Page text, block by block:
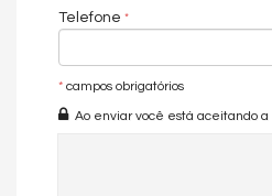
Piscina
Espaço Fitness
Portaria 24h
Medidores Individuais
Telefone
* campos obrigatórios
Ao enviar você está aceitando a